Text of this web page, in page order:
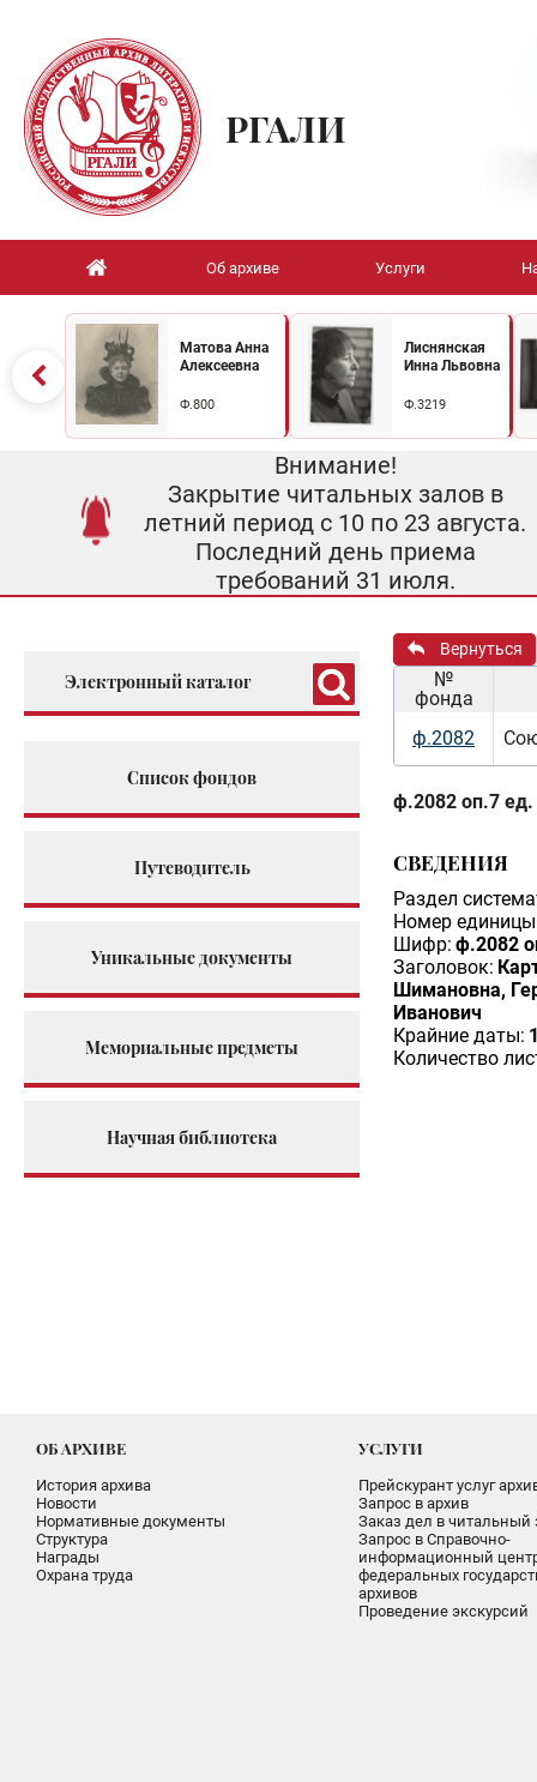
РГАЛИ
Об архиве Услуги
Матова Анна
Алексеевна
Ф.800
Лиснянская
Инна Львовна
Ф.3219
Внимание!
Закрытие читальных залов в
летний период с 10 по 23 августа.
Последний день приема
требований 31 июля.
Электронный каталог
Список фондов
Путеводитель
Уникальные документы
Мемориальные предметы
Научная библиотека
Вернуться
№
фонда
ф.2082
ф.2082 оп.7 ед.
СВЕДЕНИЯ
Раздел
Номер единицы
Шифр: ф.2082
Заголовок:
Шимановна,
Иванович
Крайние даты:
Количество
ОБ АРХИВЕ
История архива
Новости
Нормативные документы
Структура
Награды
Охрана труда
УСЛУГИ
Прейскурант услуг
Запрос в архив
Заказ дел в читальный
Запрос в Справочно-
информационный
федеральных
архивов
Проведение экскурсий